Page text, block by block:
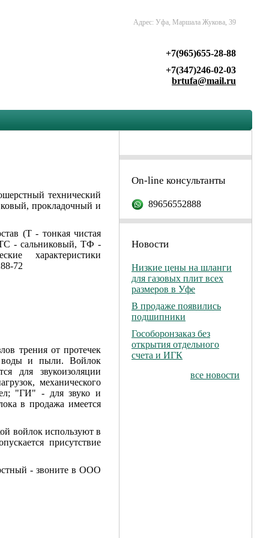
Адрес: Уфа, Маршала Жукова, 39
+7(965)655-28-88
+7(347)246-02-03
brtufa@mail.ru
технический
прокладочный и
(Т - тонкая чистая
- сальниковый, ТФ -
характеристики
72
трения от протечек
воды и пыли. Войлок
для звукоизоляции
механического
"ГИ" - для звуко и
в продажа имеется
войлок используют в
присутствие
- звоните в ООО
On-line консультанты
89656552888
Новости
Низкие цены на шланги
для газовых плит всех
размеров в Уфе
В продаже появились
подшипники
Гособоронзаказ без
открытия отдельного
счета и ИГК
все новости